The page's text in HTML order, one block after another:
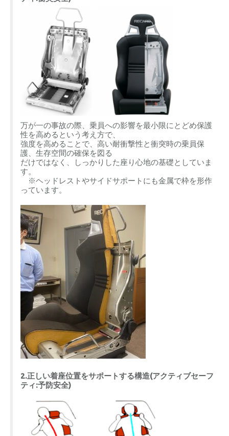
万が一の事故の際、乗員への影響を最小限にとどめ保護
性を高めるという考え方で、
強度を高めることで、高い耐衝撃性と衝突時の乗員保
護、生存空間の確保を図る
だけではなく、しっかりした座り心地の基礎としていま
す。
※ヘッドレストやサイドサポートにも金属で枠を形作
っています。
2.正しい着座位置をサポートする構造(アクティブセーフ
ティ:予防安全)